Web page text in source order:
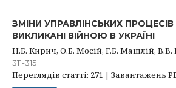
ЗМІНИ УПРАВЛІНСЬКИХ ПРОЦЕСІВ
ВИКЛИКАНІ ВІЙНОЮ В УКРАЇНІ
Н.Б. Кирич, О.Б. Мосій, Г.Б. Машлій, В.В.
311-315
Переглядів статті: 271 | Завантажень